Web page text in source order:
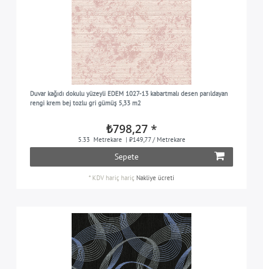
Duvar kağıdı dokulu yüzeyli EDEM 1027-13 kabartmalı desen parıldayan
rengi krem bej tozlu gri gümüş 5,33 m2
₺798,27 *
5.33 Metrekare | ₺149,77 / Metrekare
Sepete
* KDV hariç hariç Nakliye ücreti